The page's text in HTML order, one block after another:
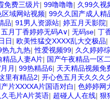
免费三级片| 99噜噜噜| 久99久视
区域网站视频| 99久久国产成人精
品| 91男人资源站| 婷五月天影院|
五月丁香婷婷无码A∨| 无码se| 丁
日| 欧美性猛交XXXX乱大交极品|
热九九热|性爱视频99| 久久婷婷
精品人妻A片| 国产午夜精品一区
月 | 99热精品6| 天天精品视频免
里有精品2| 开心色五月天久久久
产片XXXXA片国语对白| 色婷婷网
毛片A片英语| 超碰人人在线| 狠